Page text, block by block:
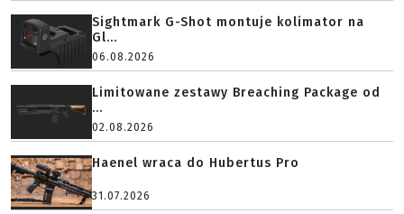
Sightmark G-Shot montuje kolimator na
Gl...
06.08.2026
Limitowane zestawy Breaching Package od
...
02.08.2026
Haenel wraca do Hubertus Pro
31.07.2026